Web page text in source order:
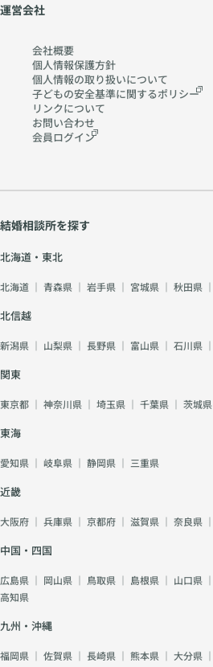
運営会社
会社概要
個人情報保護方針
個人情報の取り扱いについて
子どもの安全基準に関するポリシー
リンクについて
お問い合わせ
会員ログイン
結婚相談所を探す
北海道・東北
北海道 ｜ 青森県 ｜ 岩手県 ｜ 宮城県 ｜ 秋田県 ｜
北信越
新潟県 ｜ 山梨県 ｜ 長野県 ｜ 富山県 ｜ 石川県 ｜
関東
東京都 ｜ 神奈川県 ｜ 埼玉県 ｜ 千葉県 ｜ 茨城県
東海
愛知県 ｜ 岐阜県 ｜ 静岡県 ｜ 三重県
近畿
大阪府 ｜ 兵庫県 ｜ 京都府 ｜ 滋賀県 ｜ 奈良県 ｜
中国・四国
広島県 ｜ 岡山県 ｜ 鳥取県 ｜ 島根県 ｜ 山口県 ｜
高知県
九州・沖縄
福岡県 ｜ 佐賀県 ｜ 長崎県 ｜ 熊本県 ｜ 大分県 ｜